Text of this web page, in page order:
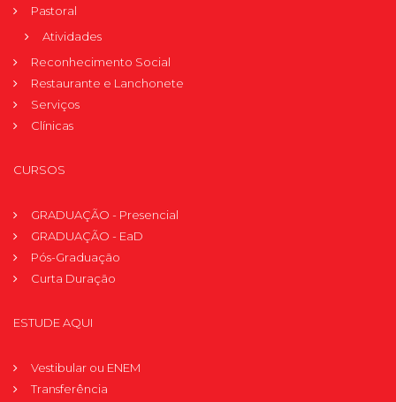
Pastoral
Atividades
Reconhecimento Social
Restaurante e Lanchonete
Serviços
Clínicas
CURSOS
GRADUAÇÃO - Presencial
GRADUAÇÃO - EaD
Pós-Graduação
Curta Duração
ESTUDE AQUI
Vestibular ou ENEM
Transferência